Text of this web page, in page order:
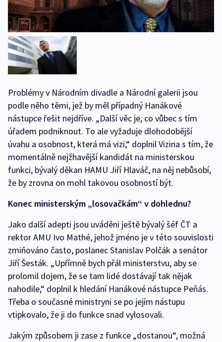
Problémy v Národním divadle a Národní galerii jsou
podle něho těmi, jež by měl případný Hanákové
nástupce řešit nejdříve. „Další věc je, co vůbec s tím
úřadem podniknout. To ale vyžaduje dlohodobější
úvahu a osobnost, která má vizi,“ doplnil Vizina s tím, že
momentálně nejžhavější kandidát na ministerskou
funkci, bývalý děkan HAMU Jiří Hlaváč, na něj nebůsobí,
že by zrovna on mohl takovou osobností být.
Konec ministerským „losovačkám“ v dohlednu?
Jako další adepti jsou uváděni ještě bývalý šéf ČT a
rektor AMU Ivo Mathé, jehož jméno je v této souvislosti
zmiňováno často, poslanec Stanislav Polčák a senátor
Jiří Šesták. „Upřímně bych přál ministerstvu, aby se
prolomil dojem, že se tam lidé dostávají tak nějak
nahodile,“ doplnil k hledání Hanákové nástupce Peňás.
Třeba o současné ministryni se po jejím nástupu
vtipkovalo, že ji do funkce snad vylosovali.
Jakým způsobem ji zase z funkce „dostanou“, možná